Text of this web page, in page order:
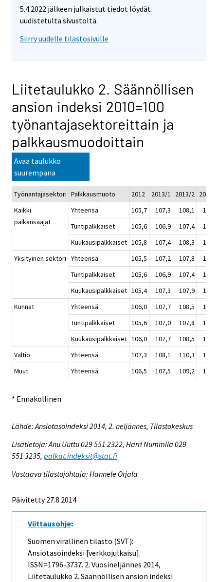
5.4.2022 jälkeen julkaistut tiedot löydät
uudistetulta sivustolta.
Siirry uudelle tilastosivulle
Liitetaulukko 2. Säännöllisen
ansion indeksi 2010=100
työnantajasektoreittain ja
palkkausmuodoittain
Avaa taulukko
suurempana
Työnantajasektori Palkkausmuoto 2012 2013/1 2013/2 2013/3
Kaikki
palkansaajat
Yhteensä 105,7 107,3 108,1
108,5
Tuntipalkkaiset
105,6 106,9 107,4
107,6
Kuukausipalkkaiset 105,8 107,4 108,3
108,8
Yksityinen sektori
Yhteensä 105,5 107,2 107,8
108,3
Tuntipalkkaiset
105,6 106,9 107,4
107,5
Kuukausipalkkaiset 105,4 107,3 107,9
108,6
Kunnat
Yhteensä 106,0 107,7 108,5
108,5
Tuntipalkkaiset
105,6 107,0 107,8
108,0
Kuukausipalkkaiset 106,0 107,7 108,5
108,5
Valtio
Yhteensä 107,3 108,1 110,3
110,3
Muut
Yhteensä 106,5 107,5 109,2 109,3
* Ennakollinen
Lähde: Ansiotasoindeksi 2014, 2. neljännes, Tilastokeskus
Lisätietoja: Anu Uuttu 029 551 2322, Harri Nummila 029
551 3235, palkat.indeksit@stat.fi
Vastaava tilastojohtaja: Hannele Orjala
Päivitetty 27.8.2014
Viittausohje:
Suomen virallinen tilasto (SVT):
Ansiotasoindeksi [verkkojulkaisu].
ISSN=1796-3737. 2. Vuosineljännes 2014,
Liitetaulukko 2. Säännöllisen ansion indeksi